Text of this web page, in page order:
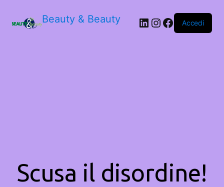
Beauty & Beauty LinkedIn
Instagram
Facebook
Accedi
Scusa il disordine!